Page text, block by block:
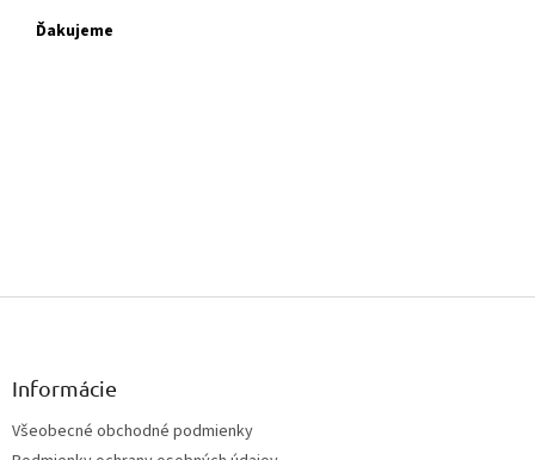
Ďakujeme
Z
Informácie
Všeobecné obchodné podmienky